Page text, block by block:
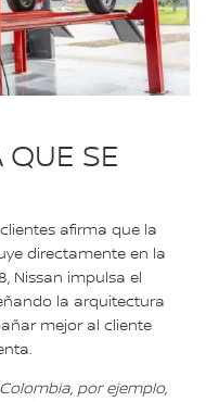
QUE SE
afirma que la
directamente en la
Nissan impulsa el
la arquitectura
mejor al cliente
por ejemplo,